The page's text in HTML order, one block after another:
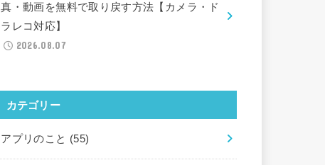
真・動画を無料で取り戻す方法【カメラ・ド
ラレコ対応】
2026.08.07
カテゴリー
アプリのこと (55)